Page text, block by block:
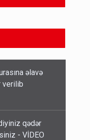
əlavə
verilib
qədər
- VİDEO